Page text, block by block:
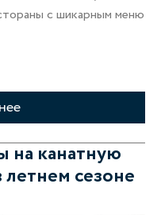
с шикарным меню
на канатную
сезоне